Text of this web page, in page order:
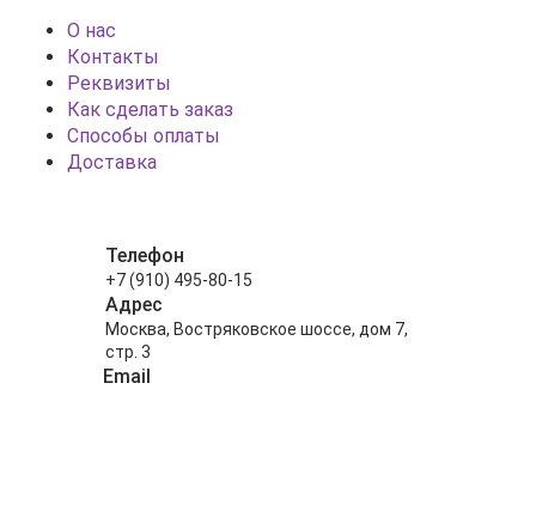
О нас
Контакты
Реквизиты
Как сделать заказ
Способы оплаты
Доставка
Телефон
+7 (910) 495-80-15
Адрес
Москва, Востряковское шоссе, дом 7,
стр. 3
Email